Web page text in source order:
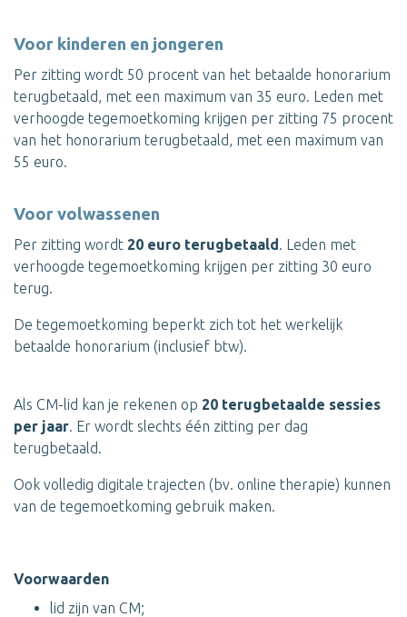
Voor kinderen en jongeren
Per zitting wordt 50 procent van het betaalde honorarium
terugbetaald, met een maximum van 35 euro. Leden met
verhoogde tegemoetkoming krijgen per zitting 75 procent
van het honorarium terugbetaald, met een maximum van
55 euro.
Voor volwassenen
Per zitting wordt 20 euro terugbetaald. Leden met
verhoogde tegemoetkoming krijgen per zitting 30 euro
terug.
De tegemoetkoming beperkt zich tot het werkelijk
betaalde honorarium (inclusief btw).
Als CM-lid kan je rekenen op 20 terugbetaalde sessies
per jaar. Er wordt slechts één zitting per dag
terugbetaald.
Ook volledig digitale trajecten (bv. online therapie) kunnen
van de tegemoetkoming gebruik maken.
Voorwaarden
lid zijn van CM;